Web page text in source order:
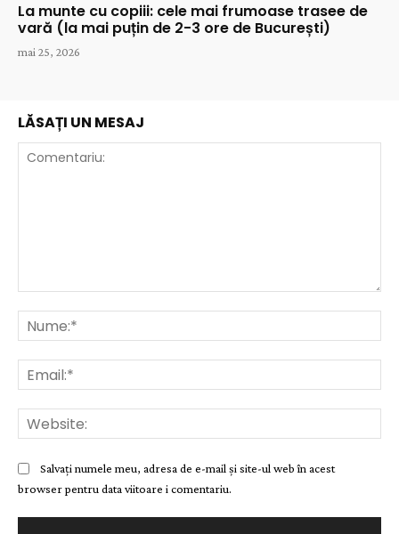
La munte cu copiii: cele mai frumoase trasee de
vară (la mai puțin de 2-3 ore de București)
mai 25, 2026
LĂSAȚI UN MESAJ
Salvați numele meu, adresa de e-mail și site-ul web în acest
browser pentru data viitoare i comentariu.